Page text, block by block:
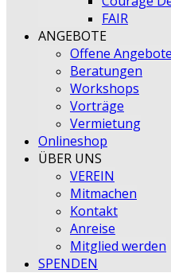
FAIR
ANGEBOTE
Offene Angebote
Beratungen
Workshops
Vorträge
Vermietung
Onlineshop
ÜBER UNS
VEREIN
Mitmachen
Kontakt
Anreise
Mitglied werden
SPENDEN